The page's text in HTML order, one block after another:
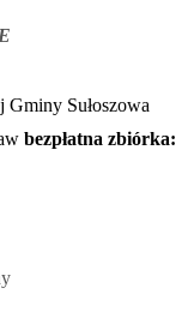
Gminy Sułoszowa
bezpłatna zbiórka: